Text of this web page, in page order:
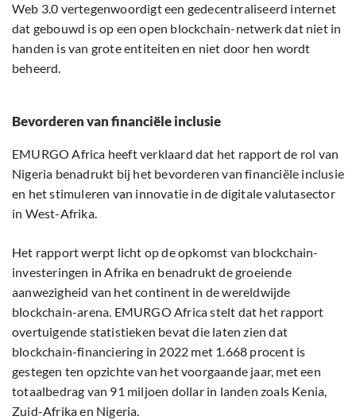
Web 3.0 vertegenwoordigt een gedecentraliseerd internet
dat gebouwd is op een open blockchain-netwerk dat niet in
handen is van grote entiteiten en niet door hen wordt
beheerd.
Bevorderen van financiële inclusie
EMURGO Africa heeft verklaard dat het rapport de rol van
Nigeria benadrukt bij het bevorderen van financiële inclusie
en het stimuleren van innovatie in de digitale valutasector
in West-Afrika.
Het rapport werpt licht op de opkomst van blockchain-
investeringen in Afrika en benadrukt de groeiende
aanwezigheid van het continent in de wereldwijde
blockchain-arena. EMURGO Africa stelt dat het rapport
overtuigende statistieken bevat die laten zien dat
blockchain-financiering in 2022 met 1.668 procent is
gestegen ten opzichte van het voorgaande jaar, met een
totaalbedrag van 91 miljoen dollar in landen zoals Kenia,
Zuid-Afrika en Nigeria.